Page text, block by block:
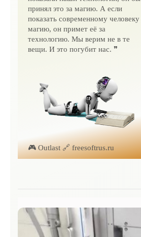
принял это за магию. А если
показать современному человеку
магию, он примет её за
технологию. Мы верим не в те
вещи. И это погубит нас. ❞
🎮 Outlast 🔗 freesoftrus.ru